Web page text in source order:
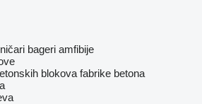
bageri amfibije
blokova fabrike betona